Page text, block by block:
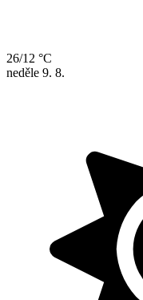
26/12 °C
neděle 9. 8.